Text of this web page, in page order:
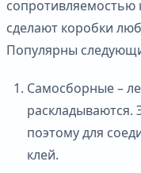
сопротивляемостью
сделают коробки
Популярны
Самосборные –
раскладываются.
поэтому для
клей.